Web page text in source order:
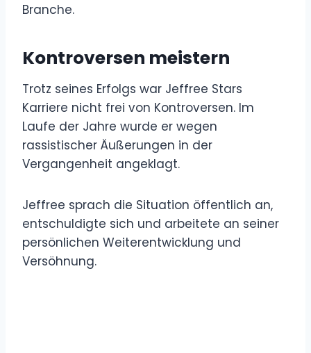
Branche.
Kontroversen meistern
Trotz seines Erfolgs war Jeffree Stars
Karriere nicht frei von Kontroversen. Im
Laufe der Jahre wurde er wegen
rassistischer Äußerungen in der
Vergangenheit angeklagt.
Jeffree sprach die Situation öffentlich an,
entschuldigte sich und arbeitete an seiner
persönlichen Weiterentwicklung und
Versöhnung.